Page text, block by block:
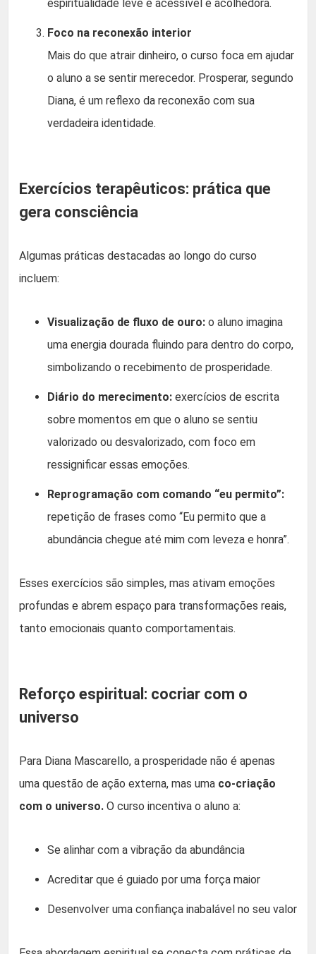
espiritualidade leve é acessível e acolhedora.
Foco na reconexão interior
Mais do que atrair dinheiro, o curso foca em ajudar
o aluno a se sentir merecedor. Prosperar, segundo
Diana, é um reflexo da reconexão com sua
verdadeira identidade.
Exercícios terapêuticos: prática que
gera consciência
Algumas práticas destacadas ao longo do curso
incluem:
Visualização de fluxo de ouro: o aluno imagina
uma energia dourada fluindo para dentro do corpo,
simbolizando o recebimento de prosperidade.
Diário do merecimento: exercícios de escrita
sobre momentos em que o aluno se sentiu
valorizado ou desvalorizado, com foco em
ressignificar essas emoções.
Reprogramação com comando “eu permito”:
repetição de frases como “Eu permito que a
abundância chegue até mim com leveza e honra”.
Esses exercícios são simples, mas ativam emoções
profundas e abrem espaço para transformações reais,
tanto emocionais quanto comportamentais.
Reforço espiritual: cocriar com o
universo
Para Diana Mascarello, a prosperidade não é apenas
uma questão de ação externa, mas uma co-criação
com o universo. O curso incentiva o aluno a:
Se alinhar com a vibração da abundância
Acreditar que é guiado por uma força maior
Desenvolver uma confiança inabalável no seu valor